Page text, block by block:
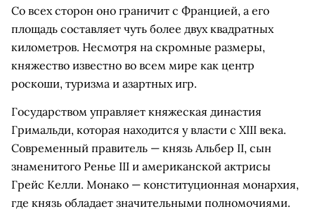
Со всех сторон оно граничит с Францией, а его
площадь составляет чуть более двух квадратных
километров. Несмотря на скромные размеры,
княжество известно во всем мире как центр
роскоши, туризма и азартных игр.
Государством управляет княжеская династия
Гримальди, которая находится у власти с XIII века.
Современный правитель — князь Альбер II, сын
знаменитого Ренье III и американской актрисы
Грейс Келли. Монако — конституционная монархия,
где князь обладает значительными полномочиями.